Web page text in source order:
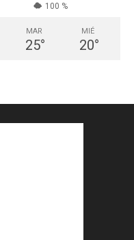
100 %
MAR
25°
MIÉ
20°